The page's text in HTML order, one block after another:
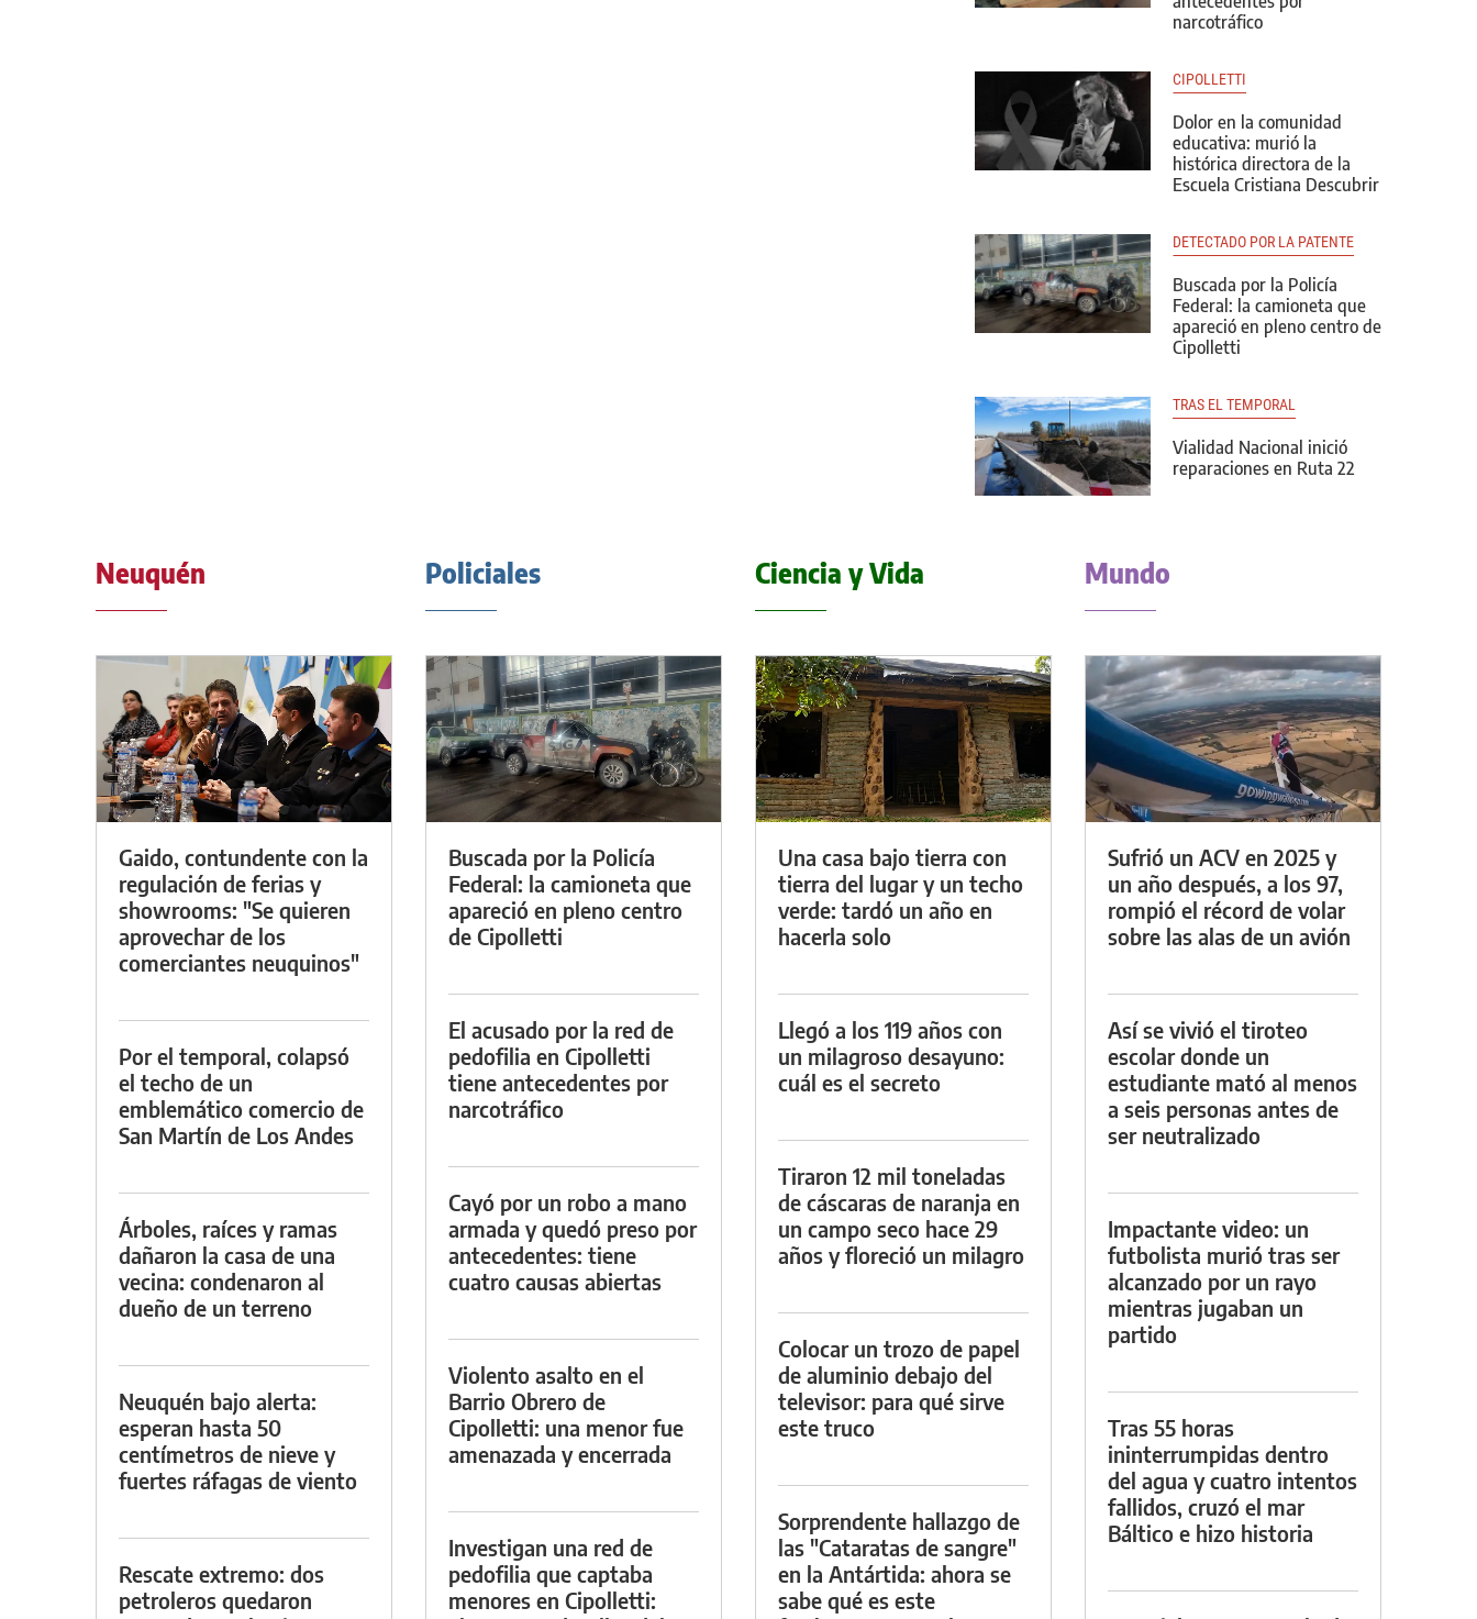
narcotráfico
CIPOLLETTI
Dolor en la comunidad
educativa: murió la
histórica directora de la
Escuela Cristiana Descubrir
DETECTADO POR LA PATENTE
Buscada por la Policía
Federal: la camioneta que
apareció en pleno centro de
Cipolletti
TRAS EL TEMPORAL
Vialidad Nacional inició
reparaciones en Ruta 22
Neuquén
Gaido, contundente con la
regulación de ferias y
showrooms: "Se quieren
aprovechar de los
comerciantes neuquinos"
Por el temporal, colapsó
el techo de un
emblemático comercio de
San Martín de Los Andes
Árboles, raíces y ramas
dañaron la casa de una
vecina: condenaron al
dueño de un terreno
Neuquén bajo alerta:
esperan hasta 50
centímetros de nieve y
fuertes ráfagas de viento
Rescate extremo: dos
petroleros quedaron
Policiales
Buscada por la Policía
Federal: la camioneta que
apareció en pleno centro
de Cipolletti
El acusado por la red de
pedofilia en Cipolletti
tiene antecedentes por
narcotráfico
Cayó por un robo a mano
armada y quedó preso por
antecedentes: tiene
cuatro causas abiertas
Violento asalto en el
Barrio Obrero de
Cipolletti: una menor fue
amenazada y encerrada
Investigan una red de
pedofilia que captaba
menores en Cipolletti:
Ciencia y Vida
Una casa bajo tierra con
tierra del lugar y un techo
verde: tardó un año en
hacerla solo
Llegó a los 119 años con
un milagroso desayuno:
cuál es el secreto
Tiraron 12 mil toneladas
de cáscaras de naranja en
un campo seco hace 29
años y floreció un milagro
Colocar un trozo de papel
de aluminio debajo del
televisor: para qué sirve
este truco
Sorprendente hallazgo de
las "Cataratas de sangre"
en la Antártida: ahora se
sabe qué es este
Mundo
Sufrió un ACV en 2025 y
un año después, a los 97,
rompió el récord de volar
sobre las alas de un avión
Así se vivió el tiroteo
escolar donde un
estudiante mató al menos
a seis personas antes de
ser neutralizado
Impactante video: un
futbolista murió tras ser
alcanzado por un rayo
mientras jugaban un
partido
Tras 55 horas
ininterrumpidas dentro
del agua y cuatro intentos
fallidos, cruzó el mar
Báltico e hizo historia